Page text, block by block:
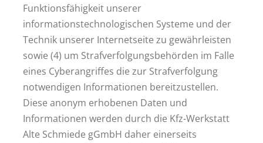
Funktionsfähigkeit unserer
informationstechnologischen Systeme und der
Technik unserer Internetseite zu gewährleisten
sowie (4) um Strafverfolgungsbehörden im Falle
eines Cyberangriffes die zur Strafverfolgung
notwendigen Informationen bereitzustellen.
Diese anonym erhobenen Daten und
Informationen werden durch die Kfz-Werkstatt
Alte Schmiede gGmbH daher einerseits